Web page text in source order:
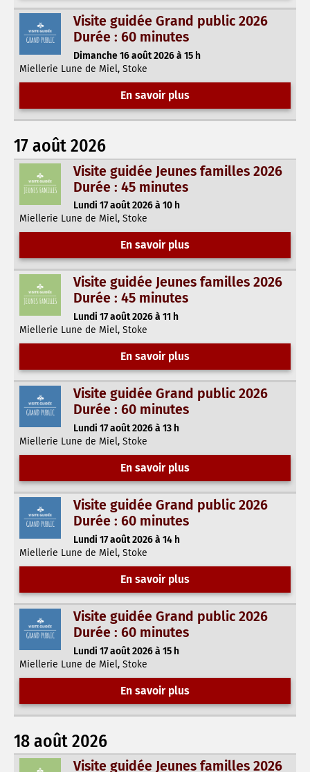
Visite guidée Grand public 2026
Durée : 60 minutes
Dimanche 16 août 2026 à 15 h
Miellerie Lune de Miel, Stoke
En savoir plus
17 août 2026
Visite guidée Jeunes familles 2026
Durée : 45 minutes
Lundi 17 août 2026 à 10 h
Miellerie Lune de Miel, Stoke
En savoir plus
Visite guidée Jeunes familles 2026
Durée : 45 minutes
Lundi 17 août 2026 à 11 h
Miellerie Lune de Miel, Stoke
En savoir plus
Visite guidée Grand public 2026
Durée : 60 minutes
Lundi 17 août 2026 à 13 h
Miellerie Lune de Miel, Stoke
En savoir plus
Visite guidée Grand public 2026
Durée : 60 minutes
Lundi 17 août 2026 à 14 h
Miellerie Lune de Miel, Stoke
En savoir plus
Visite guidée Grand public 2026
Durée : 60 minutes
Lundi 17 août 2026 à 15 h
Miellerie Lune de Miel, Stoke
En savoir plus
18 août 2026
Visite guidée Jeunes familles 2026